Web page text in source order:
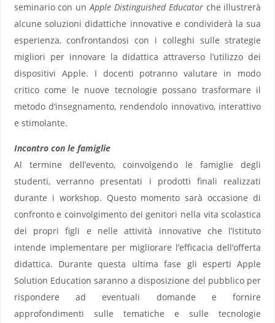
seminario con unApple Distinguished Educatorche illustrerà
alcune soluzioni didattiche innovative e condividerà la sua
esperienza, confrontandosi con i colleghi sulle strategie
migliori per innovare la didattica attraverso l’utilizzo dei
dispositivi Apple. I docenti potranno valutare in modo
critico come le nuove tecnologie possano trasformare il
metodo d‘insegnamento, rendendolo innovativo, interattivo
e stimolante.
Incontro con le famiglie
Al termine dell’evento, coinvolgendo le famiglie degli
studenti, verranno presentati i prodotti finali realizzati
durante i workshop. Questo momento sarà occasione di
confronto e coinvolgimento dei genitori nella vita scolastica
dei propri figli e nelle attività innovative che l’Istituto
intende implementare per migliorare l’efficacia dell’offerta
didattica. Durante questa ultima fase gli esperti Apple
Solution Education saranno a disposizione del pubblico per
rispondere ad eventuali domande e fornire
approfondimenti sulle tematiche e sulle tecnologie